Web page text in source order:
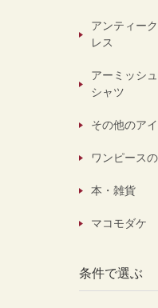
アンティー
レス
アーミッシ
シャツ
その他のア
ワンピース
本・雑貨
マコモダケ
条件で選ぶ